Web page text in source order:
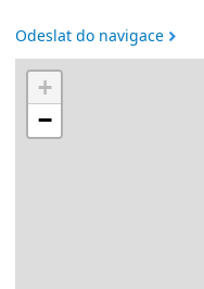
Odeslat do navigace
+
−